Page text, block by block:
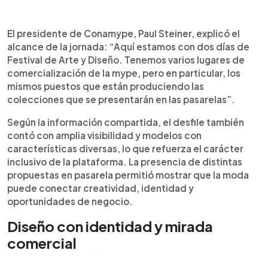
El presidente de Conamype, Paul Steiner, explicó el
alcance de la jornada: “Aquí estamos con dos días de
Festival de Arte y Diseño. Tenemos varios lugares de
comercialización de la mype, pero en particular, los
mismos puestos que están produciendo las
colecciones que se presentarán en las pasarelas”.
Según la información compartida, el desfile también
contó con amplia visibilidad y modelos con
características diversas, lo que refuerza el carácter
inclusivo de la plataforma. La presencia de distintas
propuestas en pasarela permitió mostrar que la moda
puede conectar creatividad, identidad y
oportunidades de negocio.
Diseño con identidad y mirada
comercial